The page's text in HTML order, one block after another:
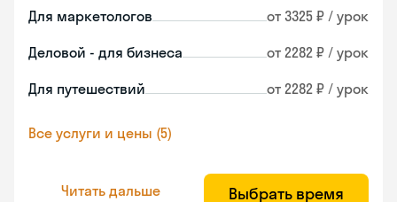
Для маркетологов от 3325 ₽ / урок
Деловой - для бизнеса от 2282 ₽ / урок
Для путешествий от 2282 ₽ / урок
Все услуги и цены (5)
Читать дальше Выбрать время